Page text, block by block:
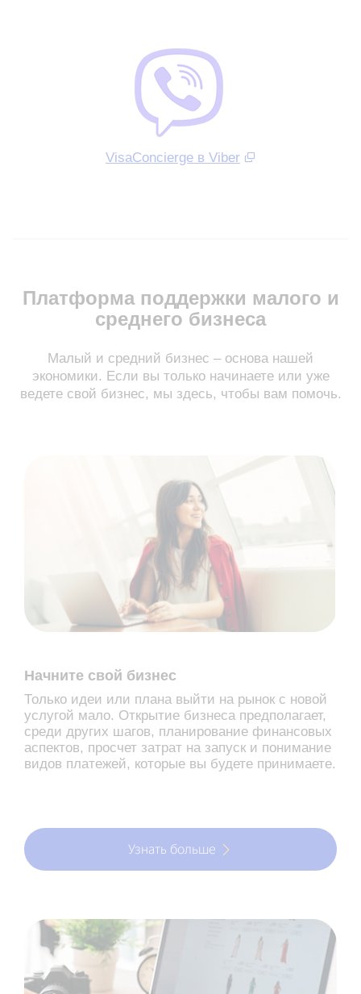
VisaConcierge в Viber
Платформа поддержки малого и
среднего бизнеса
Малый и средний бизнес – основа нашей
экономики. Если вы только начинаете или уже
ведете свой бизнес, мы здесь, чтобы вам помочь.
Начните свой бизнес
Только идеи или плана выйти на рынок с новой
услугой мало. Открытие бизнеса предполагает,
среди других шагов, планирование финансовых
аспектов, просчет затрат на запуск и понимание
видов платежей, которые вы будете принимаете.
Узнать больше